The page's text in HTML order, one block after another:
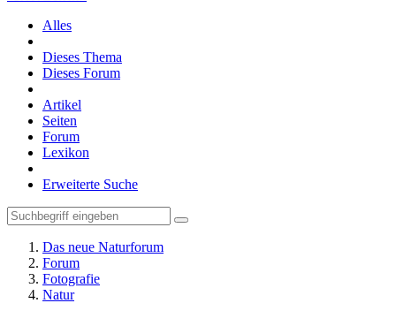
Alles
Dieses Thema
Dieses Forum
Artikel
Seiten
Forum
Lexikon
Erweiterte Suche
Das neue Naturforum
Forum
Fotografie
Natur